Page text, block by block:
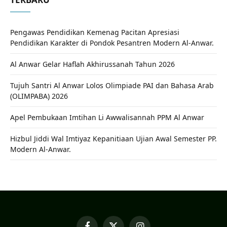
Pengawas Pendidikan Kemenag Pacitan Apresiasi
Pendidikan Karakter di Pondok Pesantren Modern Al-Anwar.
Al Anwar Gelar Haflah Akhirussanah Tahun 2026
Tujuh Santri Al Anwar Lolos Olimpiade PAI dan Bahasa Arab
(OLIMPABA) 2026
Apel Pembukaan Imtihan Li Awwalisannah PPM Al Anwar
Hizbul Jiddi Wal Imtiyaz Kepanitiaan Ujian Awal Semester PP.
Modern Al-Anwar.